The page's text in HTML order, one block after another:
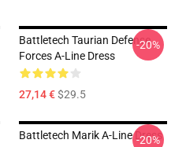
Battletech Taurian Defense
Forces A-Line Dress
27,14 €$29.5
-20%
Battletech Marik A-Line Dress
-20%